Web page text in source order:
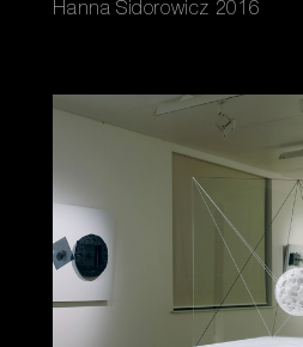
Hanna Sidorowicz 2016